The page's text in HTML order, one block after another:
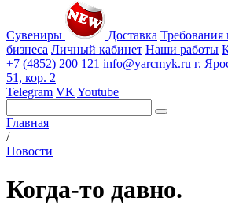
Сувениры Доставка Требования
бизнеса Личный кабинет Наши работы
+7 (4852) 200 121 info@yarcmyk.ru г.
51, кор. 2
Telegram VK Youtube
Главная
/
Новости
Когда-то давно.